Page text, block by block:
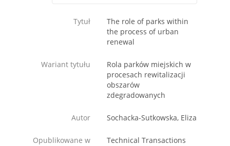
Tytuł
The role of parks within
the process of urban
renewal
Wariant tytułu
Rola parków miejskich w
procesach rewitalizacji
obszarów
zdegradowanych
Autor Sochacka-Sutkowska, Eliza
Opublikowane w Technical Transactions